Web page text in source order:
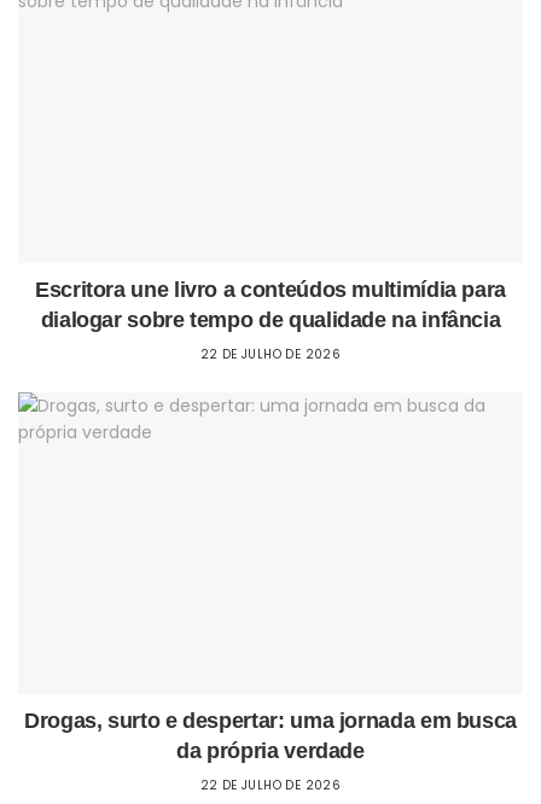
Escritora une livro a conteúdos multimídia para
dialogar sobre tempo de qualidade na infância
22 DE JULHO DE 2026
Drogas, surto e despertar: uma jornada em busca
da própria verdade
22 DE JULHO DE 2026